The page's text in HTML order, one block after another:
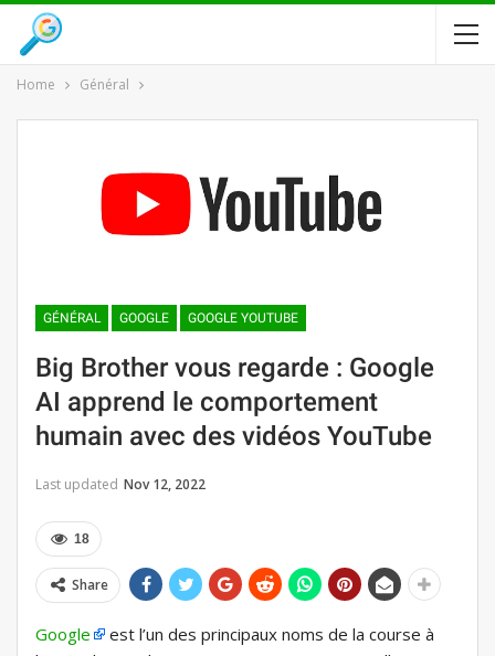
Home Général
GÉNÉRAL GOOGLE GOOGLE YOUTUBE
Big Brother vous regarde : Google
AI apprend le comportement
humain avec des vidéos YouTube
Last updated Nov 12, 2022
18
Share
Google
est l’un des principaux noms de la course à